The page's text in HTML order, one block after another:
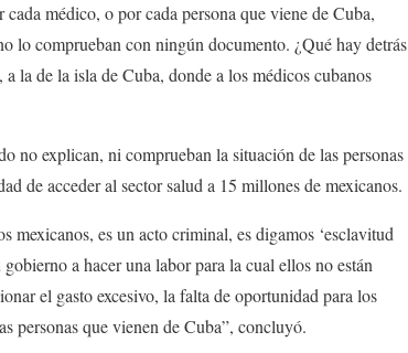
médico, o por cada persona que viene de Cuba,
lo comprueban con ningún documento. ¿Qué hay detrás
la de la isla de Cuba, donde a los médicos cubanos
no explican, ni comprueban la situación de las personas
de acceder al sector salud a 15 millones de mexicanos.
mexicanos, es un acto criminal, es digamos ‘esclavitud
a hacer una labor para la cual ellos no están
el gasto excesivo, la falta de oportunidad para los
personas que vienen de Cuba”, concluyó.